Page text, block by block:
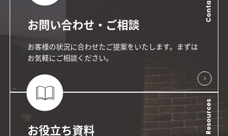
お問い合わせ・ご相談
お客様の状況に合わせたご提案をいたします。まずは
お気軽にご相談ください。
Contact
お役立ち資料 Resources